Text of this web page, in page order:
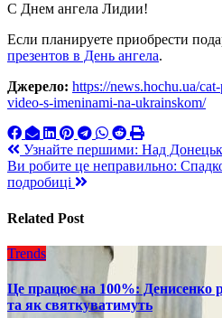
С Днем ангела Лидии!
Если планируете приобрести
презентов в День ангела.
Джерело: https://news.hochu.ua/
video-s-imeninami-na-ukrainskom/
Навигация
по
Узнайте першими: Над
Ви робите це неправильно:
подробиці
Related Post
Trends
Це працює на 100%: Денисенко
та як святкуватимуть